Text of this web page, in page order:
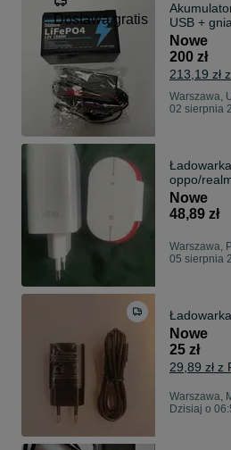
Dostawa gratis
USB +
Nowe
200 zł
213,19 zł
Warszawa,
02 sierpnia
oppo/
Nowe
48,89 zł
Warszawa,
05 sierpnia
Nowe
25 zł
29,89 zł z
Warszawa,
Dzisiaj o